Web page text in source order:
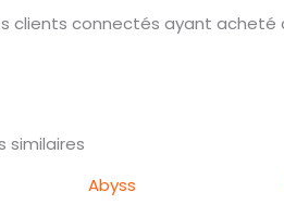
clients connectés ayant acheté
similaires